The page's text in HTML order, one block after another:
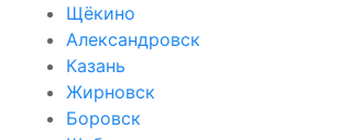
Щёкино
Александровск
Казань
Жирновск
Боровск